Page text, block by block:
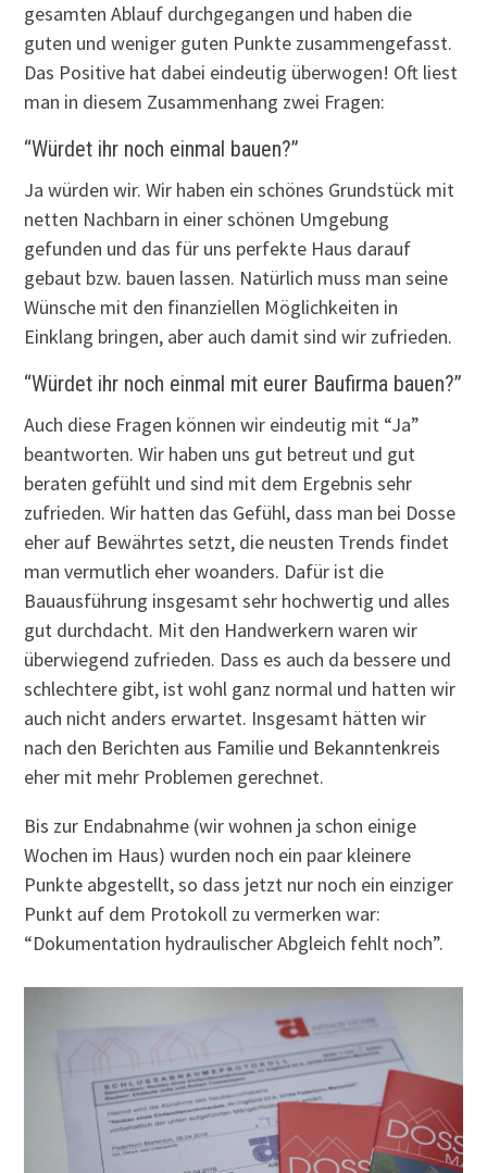
gesamten Ablauf durchgegangen und haben die
guten und weniger guten Punkte zusammengefasst.
Das Positive hat dabei eindeutig überwogen! Oft liest
man in diesem Zusammenhang zwei Fragen:
“Würdet ihr noch einmal bauen?”
Ja würden wir. Wir haben ein schönes Grundstück mit
netten Nachbarn in einer schönen Umgebung
gefunden und das für uns perfekte Haus darauf
gebaut bzw. bauen lassen. Natürlich muss man seine
Wünsche mit den finanziellen Möglichkeiten in
Einklang bringen, aber auch damit sind wir zufrieden.
“Würdet ihr noch einmal mit eurer Baufirma bauen?”
Auch diese Fragen können wir eindeutig mit “Ja”
beantworten. Wir haben uns gut betreut und gut
beraten gefühlt und sind mit dem Ergebnis sehr
zufrieden. Wir hatten das Gefühl, dass man bei Dosse
eher auf Bewährtes setzt, die neusten Trends findet
man vermutlich eher woanders. Dafür ist die
Bauausführung insgesamt sehr hochwertig und alles
gut durchdacht. Mit den Handwerkern waren wir
überwiegend zufrieden. Dass es auch da bessere und
schlechtere gibt, ist wohl ganz normal und hatten wir
auch nicht anders erwartet. Insgesamt hätten wir
nach den Berichten aus Familie und Bekanntenkreis
eher mit mehr Problemen gerechnet.
Bis zur Endabnahme (wir wohnen ja schon einige
Wochen im Haus) wurden noch ein paar kleinere
Punkte abgestellt, so dass jetzt nur noch ein einziger
Punkt auf dem Protokoll zu vermerken war:
“Dokumentation hydraulischer Abgleich fehlt noch”.